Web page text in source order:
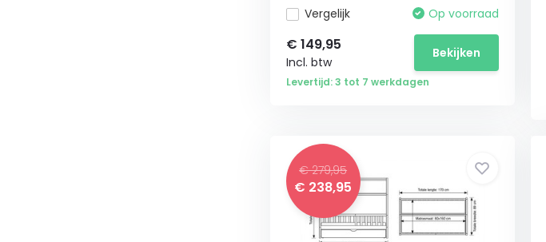
Vergelijk Op voorraad
€ 149,95
Incl. btw
Bekijken
Levertijd: 3 tot 7 werkdagen
€ 279,95
€ 238,95